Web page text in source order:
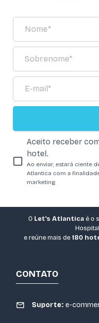
Aceito receber
hotel.
Ao enviar, estará ciente
Atlantica com a
marketing.
O Let's Atlantica é o
e reúne mais de 180
CONTATO
Suporte: e-